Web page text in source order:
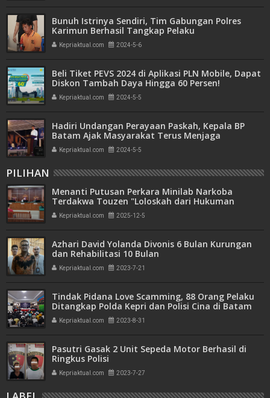
Bunuh Istrinya Sendiri, Tim Gabungan Polres
Karimun Berhasil Tangkap Pelaku
Kepriaktual.com 2024-5-6
Beli Tiket PEVS 2024 di Aplikasi PLN Mobile, Dapat
Diskon Tambah Daya Hingga 60 Persen!
Kepriaktual.com 2024-5-5
Hadiri Undangan Perayaan Paskah, Kepala BP
Batam Ajak Masyarakat Terus Menjaga
Kekompakan
Kepriaktual.com 2024-5-5
PILIHAN
Menanti Putusan Perkara Minilab Narkoba
Terdakwa Touzen "Loloskah dari Hukuman
Seumur Hidup atau Mati"
Kepriaktual.com 2025-12-5
Azhari David Yolanda Divonis 6 Bulan Kurungan
dan Rehabilitasi 10 Bulan
Kepriaktual.com 2023-7-21
Tindak Pidana Love Scamming, 88 Orang Pelaku
Ditangkap Polda Kepri dan Polisi Cina di Batam
Kepriaktual.com 2023-8-31
Pasutri Gasak 2 Unit Sepeda Motor Berhasil di
Ringkus Polisi
Kepriaktual.com 2023-7-27